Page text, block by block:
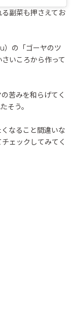
副菜も押さえてお
の「ゴーヤのツ
いころから作って
苦みを和らげてく
そう。
なること間違いな
ェックしてみてく